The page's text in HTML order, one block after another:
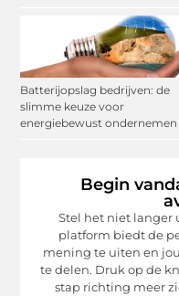
Batterijopslag bedrijven: de
slimme keuze voor
energiebewust ondernemen
Begin
Stel het niet langer
platform biedt de
mening te uiten en
te delen. Druk op de
stap richting meer